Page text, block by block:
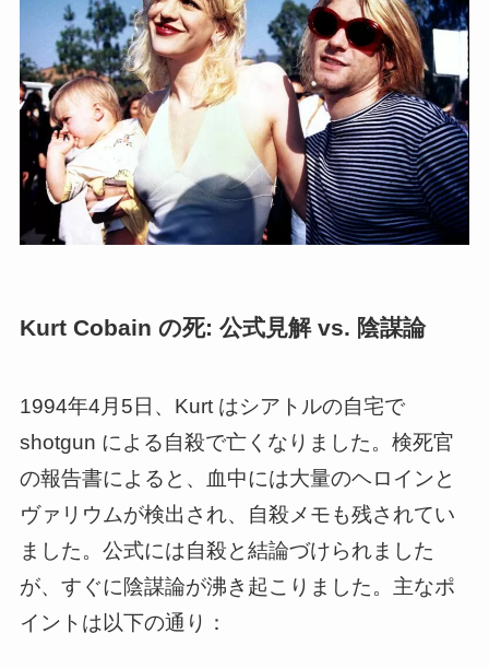
Kurt Cobain の死: 公式見解 vs. 陰謀論
1994年4月5日、Kurt はシアトルの自宅で
shotgun による自殺で亡くなりました。検死官
の報告書によると、血中には大量のヘロインと
ヴァリウムが検出され、自殺メモも残されてい
ました。公式には自殺と結論づけられました
が、すぐに陰謀論が沸き起こりました。主なポ
イントは以下の通り：